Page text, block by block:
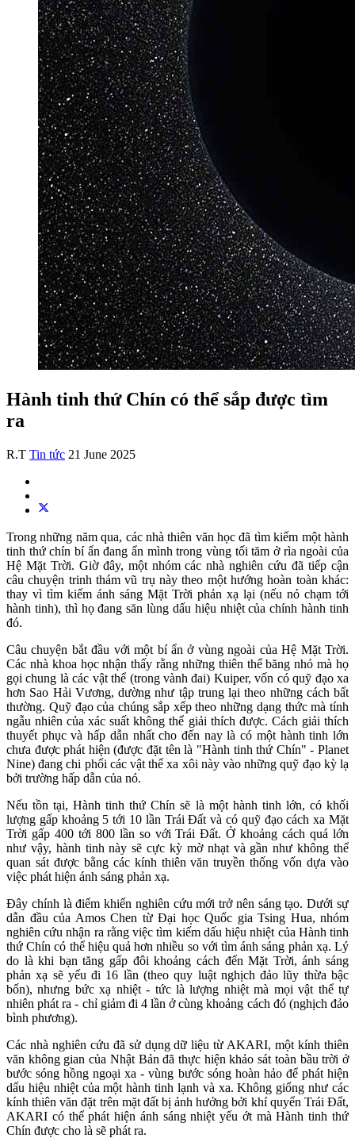
Hành tinh thứ Chín có thể sắp được tìm
ra
R.T Tin tức 21 June 2025
Trong những năm qua, các nhà thiên văn học đã tìm kiếm một hành
tinh thứ chín bí ẩn đang ẩn mình trong vùng tối tăm ở rìa ngoài của
Hệ Mặt Trời. Giờ đây, một nhóm các nhà nghiên cứu đã tiếp cận
câu chuyện trinh thám vũ trụ này theo một hướng hoàn toàn khác:
thay vì tìm kiếm ánh sáng Mặt Trời phản xạ lại (nếu nó chạm tới
hành tinh), thì họ đang săn lùng dấu hiệu nhiệt của chính hành tinh
đó.
Câu chuyện bắt đầu với một bí ẩn ở vùng ngoài của Hệ Mặt Trời.
Các nhà khoa học nhận thấy rằng những thiên thể băng nhỏ mà họ
gọi chung là các vật thể (trong vành đai) Kuiper, vốn có quỹ đạo xa
hơn Sao Hải Vương, dường như tập trung lại theo những cách bất
thường. Quỹ đạo của chúng sắp xếp theo những dạng thức mà tính
ngẫu nhiên của xác suất không thể giải thích được. Cách giải thích
thuyết phục và hấp dẫn nhất cho đến nay là có một hành tinh lớn
chưa được phát hiện (được đặt tên là "Hành tinh thứ Chín" - Planet
Nine) đang chi phối các vật thể xa xôi này vào những quỹ đạo kỳ lạ
bởi trường hấp dẫn của nó.
Nếu tồn tại, Hành tinh thứ Chín sẽ là một hành tinh lớn, có khối
lượng gấp khoảng 5 tới 10 lần Trái Đất và có quỹ đạo cách xa Mặt
Trời gấp 400 tới 800 lần so với Trái Đất. Ở khoảng cách quá lớn
như vậy, hành tinh này sẽ cực kỳ mờ nhạt và gần như không thể
quan sát được bằng các kính thiên văn truyền thống vốn dựa vào
việc phát hiện ánh sáng phản xạ.
Đây chính là điểm khiến nghiên cứu mới trở nên sáng tạo. Dưới sự
dẫn đầu của Amos Chen từ Đại học Quốc gia Tsing Hua, nhóm
nghiên cứu nhận ra rằng việc tìm kiếm dấu hiệu nhiệt của Hành tinh
thứ Chín có thể hiệu quả hơn nhiều so với tìm ánh sáng phản xạ. Lý
do là khi bạn tăng gấp đôi khoảng cách đến Mặt Trời, ánh sáng
phản xạ sẽ yếu đi 16 lần (theo quy luật nghịch đảo lũy thừa bậc
bốn), nhưng bức xạ nhiệt - tức là lượng nhiệt mà mọi vật thể tự
nhiên phát ra - chỉ giảm đi 4 lần ở cùng khoảng cách đó (nghịch đảo
bình phương).
Các nhà nghiên cứu đã sử dụng dữ liệu từ AKARI, một kính thiên
văn không gian của Nhật Bản đã thực hiện khảo sát toàn bầu trời ở
bước sóng hồng ngoại xa - vùng bước sóng hoàn hảo để phát hiện
dấu hiệu nhiệt của một hành tinh lạnh và xa. Không giống như các
kính thiên văn đặt trên mặt đất bị ảnh hưởng bởi khí quyển Trái Đất,
AKARI có thể phát hiện ánh sáng nhiệt yếu ớt mà Hành tinh thứ
Chín được cho là sẽ phát ra.